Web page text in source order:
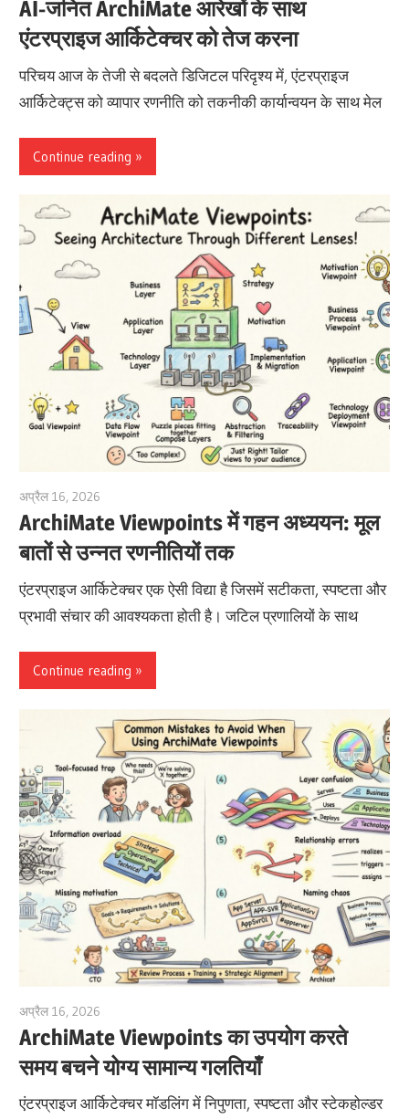
AI-जनित ArchiMate आरेखों के साथ
एंटरप्राइज आर्किटेक्चर को तेज करना
परिचय आज के तेजी से बदलते डिजिटल परिदृश्य में, एंटरप्राइज
आर्किटेक्ट्स को व्यापार रणनीति को तकनीकी कार्यान्वयन के साथ मेल
Continue reading
अप्रैल 16, 2026
ArchiMate Viewpoints में गहन अध्ययन: मूल
बातों से उन्नत रणनीतियों तक
एंटरप्राइज आर्किटेक्चर एक ऐसी विद्या है जिसमें सटीकता, स्पष्टता और
प्रभावी संचार की आवश्यकता होती है। जटिल प्रणालियों के साथ
Continue reading
अप्रैल 16, 2026
ArchiMate Viewpoints का उपयोग करते
समय बचने योग्य सामान्य गलतियाँ
एंटरप्राइज आर्किटेक्चर मॉडलिंग में निपुणता, स्पष्टता और स्टेकहोल्डर